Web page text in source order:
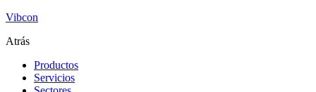
Vibcon
Atrás
Productos
Servicios